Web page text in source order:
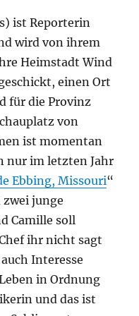
ist Reporterin
wird von ihrem
Heimstadt Wind
einen Ort
für die Provinz
von
ist momentan
nur im letzten Jahr
Ebbing, Missouri“
zwei junge
Camille soll
ihr nicht sagt
Interesse
in Ordnung
und das ist